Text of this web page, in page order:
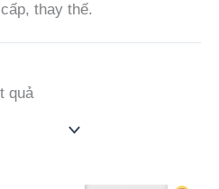
thay thế.
quả